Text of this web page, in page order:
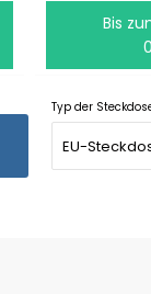
Bis
Typ der